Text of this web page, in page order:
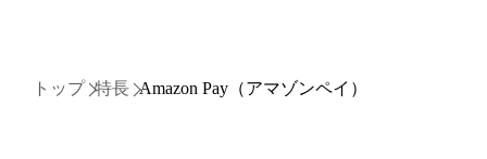
トップ 特長 Amazon Pay（アマゾンペイ）